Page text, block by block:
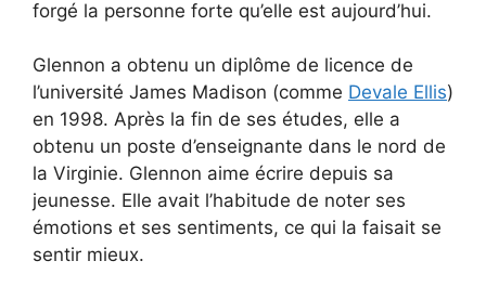
forgé la personne forte qu’elle est aujourd’hui.
Glennon a obtenu un diplôme de licence de
l’université James Madison (comme Devale Ellis)
en 1998. Après la fin de ses études, elle a
obtenu un poste d’enseignante dans le nord de
la Virginie. Glennon aime écrire depuis sa
jeunesse. Elle avait l’habitude de noter ses
émotions et ses sentiments, ce qui la faisait se
sentir mieux.